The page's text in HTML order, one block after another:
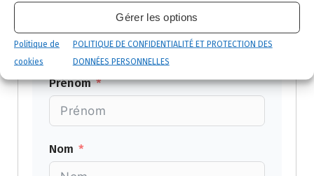
Gérer les options
Politique de
cookies
POLITIQUE DE CONFIDENTIALITÉ ET PROTECTION DES
DONNÉES PERSONNELLES
Réponse sous 24h ouvrées — par
téléphone ou email selon votre
préférence.
Prénom
Nom